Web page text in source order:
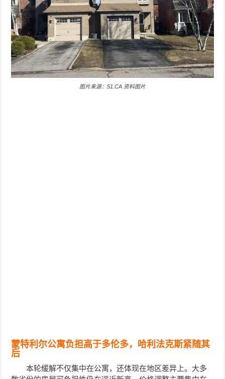
图片来源：51.CA 资料图片
蒙特利尔公寓负担高于多伦多，哈利法克斯紧随其
后
本轮缓解不仅集中在公寓，还体现在地区差异上。大多